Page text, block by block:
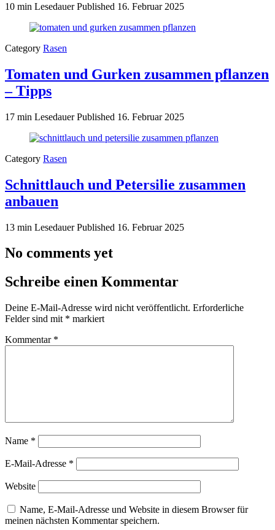
10 min LesedauerPublished 16. Februar 2025
Category Rasen
Tomaten und Gurken zusammen pflanzen
– Tipps
17 min LesedauerPublished 16. Februar 2025
Category Rasen
Schnittlauch und Petersilie zusammen
anbauen
13 min LesedauerPublished 16. Februar 2025
No comments yet
Schreibe einen Kommentar
Deine E-Mail-Adresse wird nicht veröffentlicht. Erforderliche
Felder sind mit * markiert
Kommentar *
Name *
E-Mail-Adresse *
Website
Name, E-Mail-Adresse und Website in diesem Browser für
meinen nächsten Kommentar speichern.